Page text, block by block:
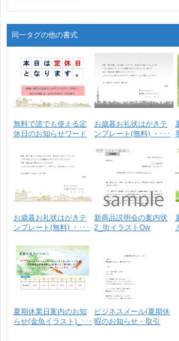
同一タグの他の書式
無料で誰でも使える定
休日のお知らせワード
お歳暮お礼状はがきテ
ンプレート(無料) ・･･･
お歳暮お礼状はがきテ
ンプレート(無料) ・･･･
新商品説明会の案内状
2_街イラストOw
夏期休業日案内のお知
らせ(金魚イラスト)_･･･
ビジネスメール(夏期休
暇のお知らせ・取引